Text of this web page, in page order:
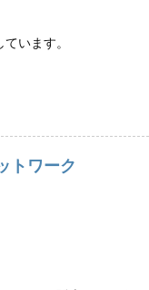
います。
トワーク